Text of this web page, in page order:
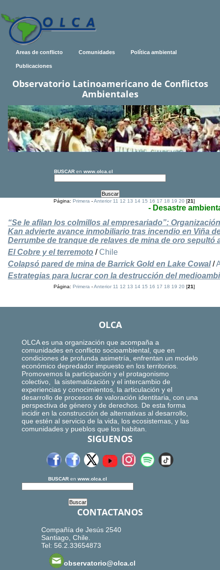
Areas de conflicto Comunidades Política ambiental
Publicaciones
Observatorio Latinoamericano de Conflictos
Ambientales
BUSCAR en www.olca.cl
Página:Primera -Anterior 11 12 13 14 15 16 17 18 19 20 [21]
- Desastre
“Se le afilan los colmillos al empresariado”:
Kan advierte avance inmobiliario tras incendio en Viña
Derrumbe de tranque de relaves de mina de oro sepultó
El Cobre y el terremoto / Chile
Colapsó pared de mina de Barrick Gold en Lake Cowal/
Estrategias para lucrar con la destrucción del
Página:Primera -Anterior 11 12 13 14 15 16 17 18 19 20 [21]
OLCA
OLCA es una organización que acompaña a
comunidades en conflicto socioambiental, que en
condiciones de profunda asimetría, enfrentan un modelo
económico depredador impuesto en los territorios.
Promovemos la participación y el protagonismo
colectivo, la sistematización y el intercambio de
experiencias y conocimientos, la articulación y el
desarrollo de procesos de valoración identitaria, con una
perspectiva de género y de derechos. De esta forma
incidir en la construcción de alternativas al desarrollo,
que estén al servicio de la vida, los ecosistemas, y las
comunidades y pueblos que los habitan.
SIGUENOS
BUSCAR en www.olca.cl
CONTACTANOS
Compañía de Jesús 2540
Santiago, Chile.
Tel: 56.2.33654873
observatorio@olca.cl